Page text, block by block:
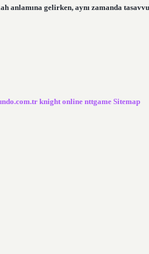
anlamına gelirken, aynı zamanda
knight online nttgame Sitemap